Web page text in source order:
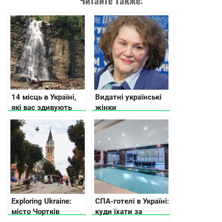
14 місць в Україні,
які вас здивують
Видатні українські
жінки
Exploring Ukraine:
місто Чортків
СПА-готелі в Україні:
куди їхати за